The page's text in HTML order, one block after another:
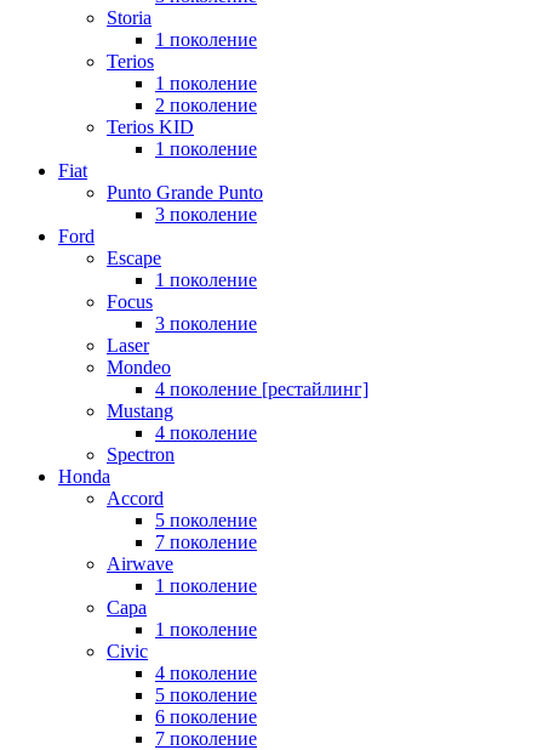
Storia
1 поколение
Terios
1 поколение
2 поколение
Terios KID
1 поколение
Fiat
Punto Grande Punto
3 поколение
Ford
Escape
1 поколение
Focus
3 поколение
Laser
Mondeo
4 поколение [рестайлинг]
Mustang
4 поколение
Spectron
Honda
Accord
5 поколение
7 поколение
Airwave
1 поколение
Capa
1 поколение
Civic
4 поколение
5 поколение
6 поколение
7 поколение